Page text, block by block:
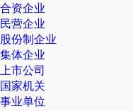
合资企业
民营企业
股份制企业
集体企业
上市公司
国家机关
事业单位